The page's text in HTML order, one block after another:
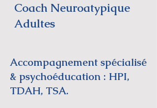
Coach Neuroatypique
Adultes
Accompagnement spécialisé
& psychoéducation : HPI,
TDAH, TSA.